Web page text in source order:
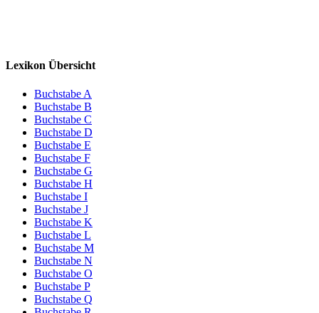
Lexikon Übersicht
Buchstabe A
Buchstabe B
Buchstabe C
Buchstabe D
Buchstabe E
Buchstabe F
Buchstabe G
Buchstabe H
Buchstabe I
Buchstabe J
Buchstabe K
Buchstabe L
Buchstabe M
Buchstabe N
Buchstabe O
Buchstabe P
Buchstabe Q